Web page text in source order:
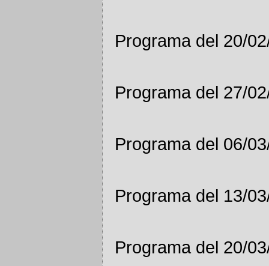
Programa del 20/
Programa del 27/
Programa del 06/
Programa del 13/
Programa del 20/